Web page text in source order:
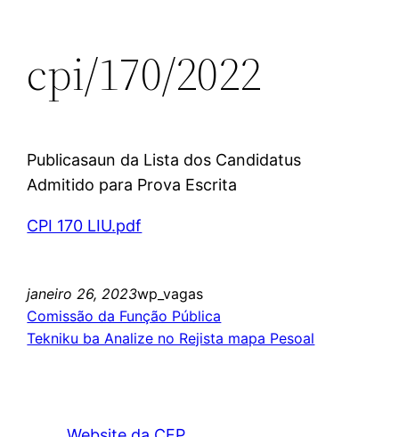
cpi/170/2022
Publicasaun da Lista dos Candidatus
Admitido para Prova Escrita
CPI 170 LIU.pdf
janeiro 26, 2023wp_vagas
Comissão da Função Pública
Tekniku ba Analize no Rejista mapa Pesoal